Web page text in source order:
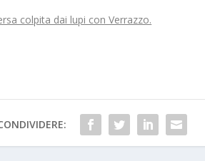
colpita dai lupi con Verrazzo.